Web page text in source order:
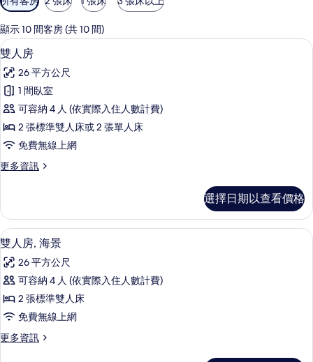
用
的
客
房
篩
選
條
顯示 10 間客房 (共 10 間)
顯
示
雙
人
房
的
所
有
片
5
雙人房
26 平方公尺
1 間臥室
可容納 4 人 (依實際入住人數計費)
2 張標準雙人床或 2 張單人床
免費無線上網
更多資訊
更
房
的
詳
選擇日期以查看價格
顯
示
雙
人
房,
海
景
6
雙人房, 海景
26 平方公尺
可容納 4 人 (依實際入住人數計費)
2 張標準雙人床
免費無線上網
更多資訊
更